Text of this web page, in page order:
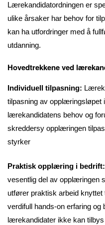
Lærekandidatordningen er
ulike årsaker har behov for
kan ha utfordringer med å
utdanning.
Hovedtrekkene ved
Individuell tilpasning:
tilpasning av opplæringsløpet
lærekandidatens behov og
skreddersy opplæringen
styrker
Praktisk opplæring i bedrift:
vesentlig del av opplæringen
utfører praktisk arbeid
verdifull hands-on erfaring og
lærekandidater ikke kan